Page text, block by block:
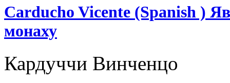
Carducho Vicente (Spanish )
монаху
Кардуччи Винченцо